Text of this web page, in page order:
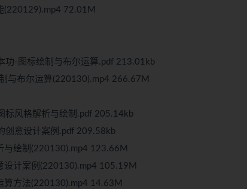
(220129).mp4 72.01M
功-图标绘制与布尔运算.pdf 213.01kb
与布尔运算(220130).mp4 266.67M
标风格解析与绘制.pdf 205.14kb
创意设计案例.pdf 209.58kb
绘制(220130).mp4 123.66M
计案例(220130).mp4 105.19M
方法(220130).mp4 14.63M